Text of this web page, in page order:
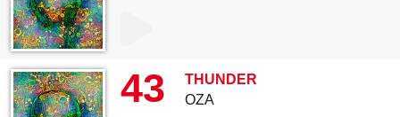
43
THUNDER
OZA